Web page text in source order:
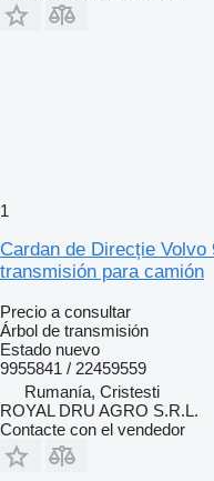
1
Cardan de Direcție Volvo
transmisión para camión
Precio a consultar
Árbol de transmisión
Estado nuevo
9955841 / 22459559
Rumanía, Cristesti
ROYAL DRU AGRO S.R.L.
Contacte con el vendedor